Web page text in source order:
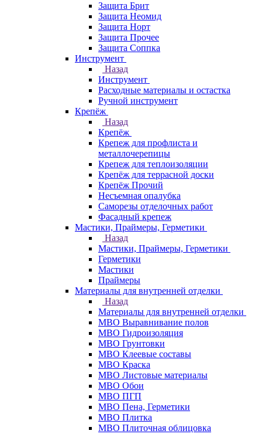
Защита Брит
Защита Неомид
Защита Норт
Защита Прочее
Защита Соппка
Инструмент
Назад
Инструмент
Расходные материалы и остастка
Ручной инструмент
Крепёж
Назад
Крепёж
Крепеж для профлиста и
металлочерепицы
Крепеж для теплоизоляции
Крепёж для террасной доски
Крепёж Прочий
Несъемная опалубка
Саморезы отделочных работ
Фасадный крепеж
Мастики, Праймеры, Герметики
Назад
Мастики, Праймеры, Герметики
Герметики
Мастики
Праймеры
Материалы для внутренней отделки
Назад
Материалы для внутренней отделки
МВО Выравнивание полов
МВО Гидроизоляция
МВО Грунтовки
МВО Клеевые составы
МВО Краска
МВО Листовые материалы
МВО Обои
МВО ПГП
МВО Пена, Герметики
МВО Плитка
МВО Плиточная облицовка